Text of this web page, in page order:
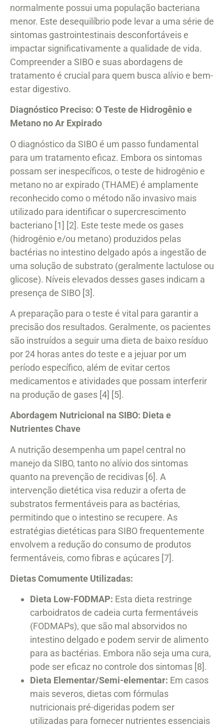
normalmente possui uma população bacteriana
menor. Este desequilíbrio pode levar a uma série de
sintomas gastrointestinais desconfortáveis e
impactar significativamente a qualidade de vida.
Compreender a SIBO e suas abordagens de
tratamento é crucial para quem busca alívio e bem-
estar digestivo.
Diagnóstico Preciso: O Teste de Hidrogênio e
Metano no Ar Expirado
O diagnóstico da SIBO é um passo fundamental
para um tratamento eficaz. Embora os sintomas
possam ser inespecíficos, o teste de hidrogênio e
metano no ar expirado (THAME) é amplamente
reconhecido como o método não invasivo mais
utilizado para identificar o supercrescimento
bacteriano [1] [2]. Este teste mede os gases
(hidrogênio e/ou metano) produzidos pelas
bactérias no intestino delgado após a ingestão de
uma solução de substrato (geralmente lactulose ou
glicose). Níveis elevados desses gases indicam a
presença de SIBO [3].
A preparação para o teste é vital para garantir a
precisão dos resultados. Geralmente, os pacientes
são instruídos a seguir uma dieta de baixo resíduo
por 24 horas antes do teste e a jejuar por um
período específico, além de evitar certos
medicamentos e atividades que possam interferir
na produção de gases [4] [5].
Abordagem Nutricional na SIBO: Dieta e
Nutrientes Chave
A nutrição desempenha um papel central no
manejo da SIBO, tanto no alívio dos sintomas
quanto na prevenção de recidivas [6]. A
intervenção dietética visa reduzir a oferta de
substratos fermentáveis para as bactérias,
permitindo que o intestino se recupere. As
estratégias dietéticas para SIBO frequentemente
envolvem a redução do consumo de produtos
fermentáveis, como fibras e açúcares [7].
Dietas Comumente Utilizadas:
Dieta Low-FODMAP: Esta dieta restringe
carboidratos de cadeia curta fermentáveis
(FODMAPs), que são mal absorvidos no
intestino delgado e podem servir de alimento
para as bactérias. Embora não seja uma cura,
pode ser eficaz no controle dos sintomas [8].
Dieta Elementar/Semi-elementar: Em casos
mais severos, dietas com fórmulas
nutricionais pré-digeridas podem ser
utilizadas para fornecer nutrientes essenciais